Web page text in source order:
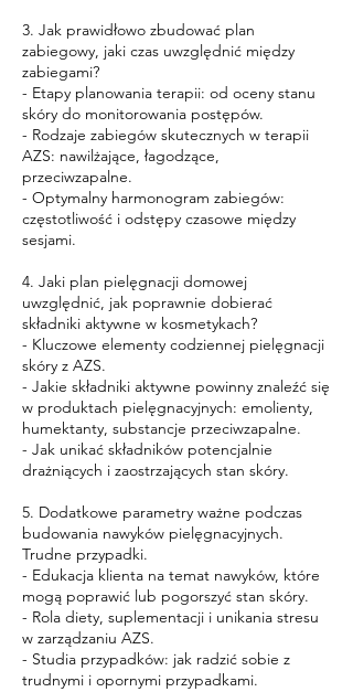
3. Jak prawidłowo zbudować plan
zabiegowy, jaki czas uwzględnić między
zabiegami?
- Etapy planowania terapii: od oceny stanu
skóry do monitorowania postępów.
- Rodzaje zabiegów skutecznych w terapii
AZS: nawilżające, łagodzące,
przeciwzapalne.
- Optymalny harmonogram zabiegów:
częstotliwość i odstępy czasowe między
sesjami.
4. Jaki plan pielęgnacji domowej
uwzględnić, jak poprawnie dobierać
składniki aktywne w kosmetykach?
- Kluczowe elementy codziennej pielęgnacji
skóry z AZS.
- Jakie składniki aktywne powinny znaleźć się
w produktach pielęgnacyjnych: emolienty,
humektanty, substancje przeciwzapalne.
- Jak unikać składników potencjalnie
drażniących i zaostrzających stan skóry.
5. Dodatkowe parametry ważne podczas
budowania nawyków pielęgnacyjnych.
Trudne przypadki.
- Edukacja klienta na temat nawyków, które
mogą poprawić lub pogorszyć stan skóry.
- Rola diety, suplementacji i unikania stresu
w zarządzaniu AZS.
- Studia przypadków: jak radzić sobie z
trudnymi i opornymi przypadkami.